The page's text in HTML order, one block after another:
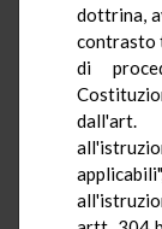
dottrina,
contrasto
di
dall'art.